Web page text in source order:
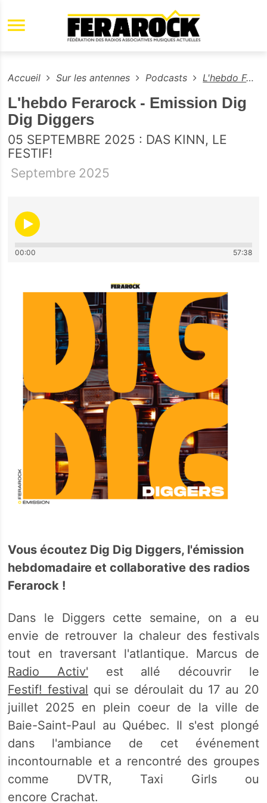
Aller au contenu principal
Accueil Sur les antennes Podcasts L'hebdo Ferarock - Emission Dig Dig Diggers
L'hebdo Ferarock - Emission Dig
Dig Diggers
05 SEPTEMBRE 2025 : DAS KINN, LE
FESTIF!
Septembre 2025
00:00 57:38
Vous écoutez Dig Dig Diggers, l'émission
hebdomadaire et collaborative des radios
Ferarock !
Dans le Diggers cette semaine, on a eu
envie de retrouver la chaleur des festivals
tout en traversant l'atlantique. Marcus de
Radio Activ' est allé découvrir le
Festif! festival qui se déroulait du 17 au 20
juillet 2025 en plein coeur de la ville de
Baie-Saint-Paul au Québec. Il s'est plongé
dans l'ambiance de cet événement
incontournable et a rencontré des groupes
comme DVTR, Taxi Girls ou
encore Crachat.